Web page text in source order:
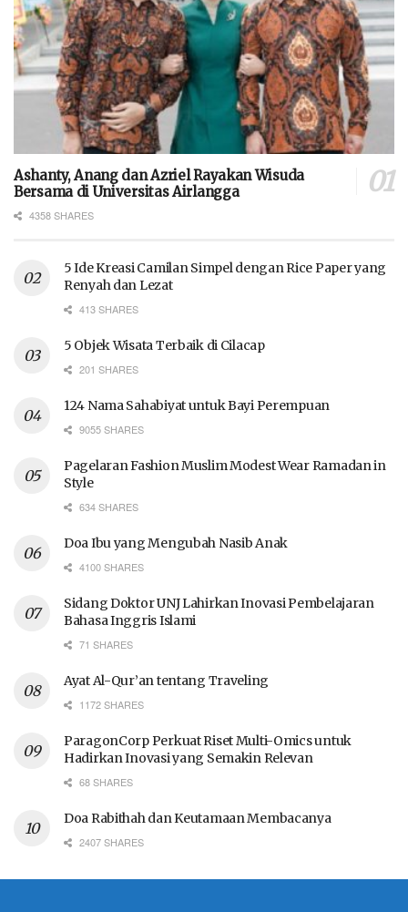
Ashanty, Anang dan Azriel Rayakan Wisuda
Bersama di Universitas Airlangga
4358 SHARES
5 Ide Kreasi Camilan Simpel dengan Rice Paper yang
Renyah dan Lezat
413 SHARES
5 Objek Wisata Terbaik di Cilacap
201 SHARES
124 Nama Sahabiyat untuk Bayi Perempuan
9055 SHARES
Pagelaran Fashion Muslim Modest Wear Ramadan in
Style
634 SHARES
Doa Ibu yang Mengubah Nasib Anak
4100 SHARES
Sidang Doktor UNJ Lahirkan Inovasi Pembelajaran
Bahasa Inggris Islami
71 SHARES
Ayat Al-Qur’an tentang Traveling
1172 SHARES
ParagonCorp Perkuat Riset Multi-Omics untuk
Hadirkan Inovasi yang Semakin Relevan
68 SHARES
Doa Rabithah dan Keutamaan Membacanya
2407 SHARES